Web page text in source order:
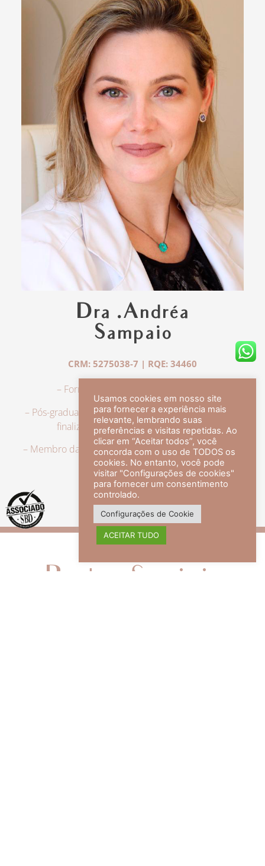
Dra .Andréa
Sampaio
CRM: 5275038-7 | RQE: 34460
– Formação em Medicina pela UFRJ.
– Pós-graduação em Dermatologia pela UFRJ, tendo
finalizado a especialização em 2007.
– Membro da Sociedade Brasileira de Dermatologia,
com título de especialista.
veja mais +
Redes Sociais
Usamos cookies em nosso site
para fornecer a experiência mais
relevante, lembrando suas
preferências e visitas repetidas. Ao
clicar em “Aceitar todos”, você
concorda com o uso de TODOS os
cookies. No entanto, você pode
visitar "Configurações de cookies"
para fornecer um consentimento
controlado.
Configurações de Cookie
ACEITAR TUDO